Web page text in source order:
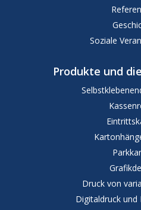
Soziale
Produkte und
Druck von
Digitaldruck und